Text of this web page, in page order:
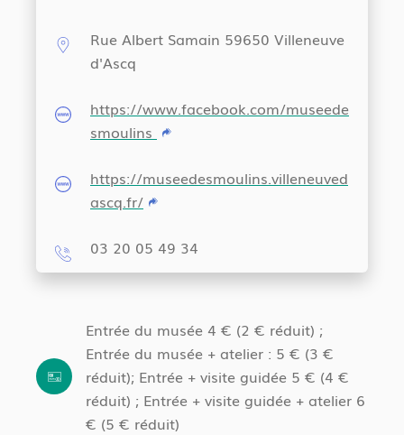
Rue Albert Samain 59650 Villeneuve
d'Ascq
https://www.facebook.com/museede
smoulins
https://museedesmoulins.villeneuved
ascq.fr/
03 20 05 49 34
Entrée du musée 4 € (2 € réduit) ;
Entrée du musée + atelier : 5 € (3 €
réduit); Entrée + visite guidée 5 € (4 €
réduit) ; Entrée + visite guidée + atelier 6
€ (5 € réduit)